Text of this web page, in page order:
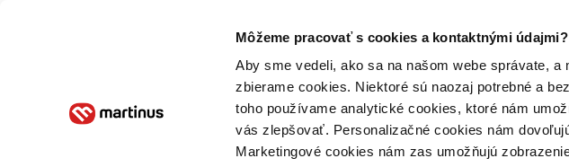
Môžeme pracovať s cookies a kontaktnými údajmi?
Aby sme vedeli, ako sa na našom webe správate,
zbierame cookies. Niektoré sú naozaj potrebné a
toho používame analytické cookies, ktoré nám
vás zlepšovať. Personalizačné cookies nám
Marketingové cookies nám zas umožňujú
Poukážky Kontakt